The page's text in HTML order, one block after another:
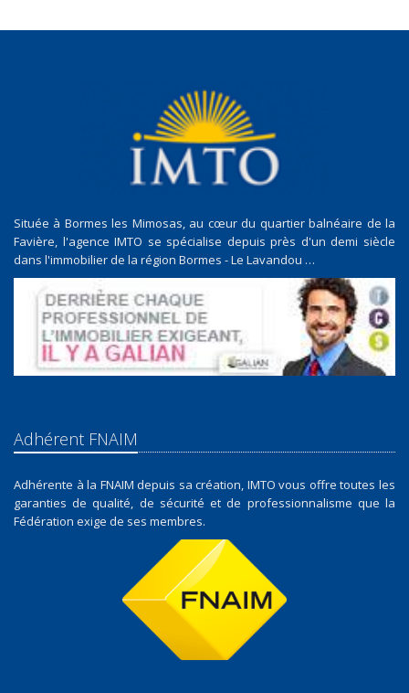
Située à Bormes les Mimosas, au cœur du quartier balnéaire de la
Favière, l'agence IMTO se spécialise depuis près d'un demi siècle
dans l'immobilier de la région Bormes - Le Lavandou …
Adhérent FNAIM
Adhérente à la FNAIM depuis sa création, IMTO vous offre toutes les
garanties de qualité, de sécurité et de professionnalisme que la
Fédération exige de ses membres.